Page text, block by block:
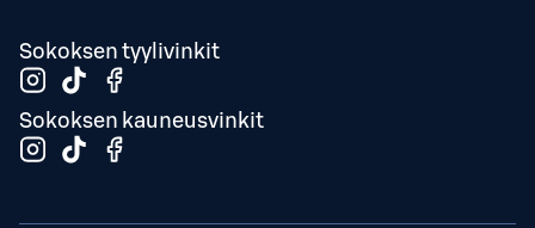
Sokoksen tyylivinkit
Sokoksen kauneusvinkit